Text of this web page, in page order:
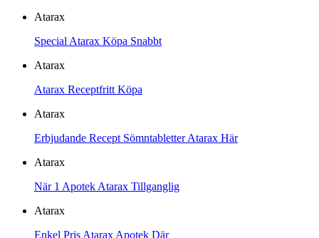
Atarax
Special Atarax Köpa Snabbt
Atarax
Atarax Receptfritt Köpa
Atarax
Erbjudande Recept Sömntabletter Atarax Här
Atarax
När 1 Apotek Atarax Tillganglig
Atarax
Enkel Pris Atarax Apotek Där